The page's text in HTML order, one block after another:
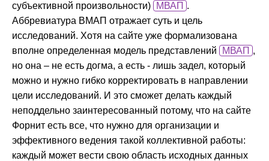
субъективной произвольности) МВАП.
Аббревиатура ВМАП отражает суть и цель
исследований. Хотя на сайте уже формализована
вполне определенная модель представлений МВАП,
но она – не есть догма, а есть - лишь задел, который
можно и нужно гибко корректировать в направлении
цели исследований. И это сможет делать каждый
неподдельно заинтересованный потому, что на сайте
Форнит есть все, что нужно для организации и
эффективного ведения такой коллективной работы:
каждый может вести свою область исходных данных